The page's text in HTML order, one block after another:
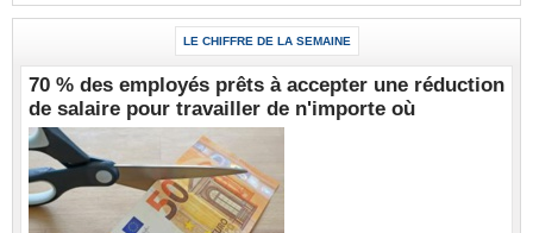
LE CHIFFRE DE LA SEMAINE
70 % des employés prêts à accepter une réduction
de salaire pour travailler de n'importe où